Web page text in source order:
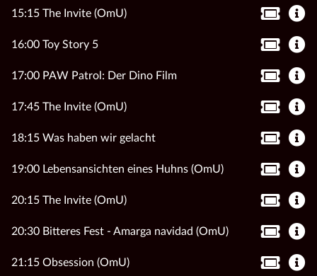
15:15 The Invite (OmU)
16:00 Toy Story 5
17:00 PAW Patrol: Der Dino Film
17:45 The Invite (OmU)
18:15 Was haben wir gelacht
19:00 Lebensansichten eines Huhns (OmU)
20:15 The Invite (OmU)
20:30 Bitteres Fest - Amarga navidad (OmU)
21:15 Obsession (OmU)